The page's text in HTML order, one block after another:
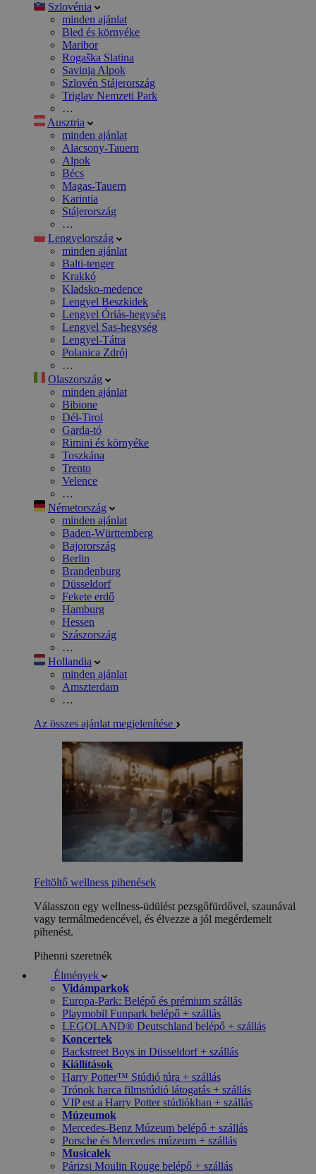
Szlovénia
minden ajánlat
Bled és környéke
Maribor
Rogaška Slatina
Savinja Alpok
Szlovén Stájerország
Triglav Nemzeti Park
…
Ausztria
minden ajánlat
Alacsony-Tauern
Alpok
Bécs
Magas-Tauern
Karintia
Stájerország
…
Lengyelország
minden ajánlat
Balti-tenger
Krakkó
Kladsko-medence
Lengyel Beszkidek
Lengyel Óriás-hegység
Lengyel Sas-hegység
Lengyel-Tátra
Polanica Zdrój
…
Olaszország
minden ajánlat
Bibione
Dél-Tirol
Garda-tó
Rimini és környéke
Toszkána
Trento
Velence
…
Németország
minden ajánlat
Baden-Württemberg
Bajorország
Berlin
Brandenburg
Düsseldorf
Fekete erdő
Hamburg
Hessen
Szászország
…
Hollandia
minden ajánlat
Amszterdam
…
Az összes ajánlat megjelenítése
Feltöltő wellness pihenések
Válasszon egy wellness-üdülést pezsgőfürdővel, szaunával
vagy termálmedencével, és élvezze a jól megérdemelt
pihenést.
Pihenni szeretnék
Élmények
Vidámparkok
Europa-Park: Belépő és prémium szállás
Playmobil Funpark belépő + szállás
LEGOLAND® Deutschland belépő + szállás
Koncertek
Backstreet Boys in Düsseldorf + szállás
Kiállítások
Harry Potter™ Stúdió túra + szállás
Trónok harca filmstúdió látogatás + szállás
VIP est a Harry Potter stúdiókban + szállás
Múzeumok
Mercedes-Benz Múzeum belépő + szállás
Porsche és Mercedes múzeum + szállás
Musicalek
Párizsi Moulin Rouge belépő + szállás